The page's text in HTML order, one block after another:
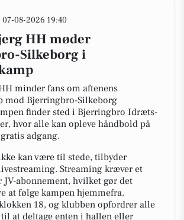
07-08-2026 19:40
HH møder
Silkeborg i
minder fans om aftenens
mod Bjerringbro-Silkeborg
finder sted i Bjerringbro Idræts-
hvor alle kan opleve håndbold på
adgang.
kan være til stede, tilbyder
Streaming kræver et
JV-abonnement, hvilket gør det
at følge kampen hjemmefra.
18, og klubben opfordrer alle
at deltage enten i hallen eller